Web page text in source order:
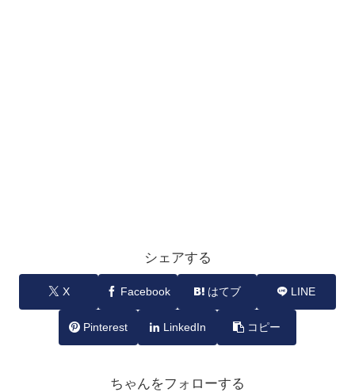
シェアする
X Facebook はてブ LINE
Pinterest LinkedIn コピー
ちゃんをフォローする